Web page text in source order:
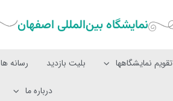
نمایشگاه بین‌المللی‌ اصفهان
تقویم نمایشگاهها بلیت بازدید رسانه ها
درباره ما